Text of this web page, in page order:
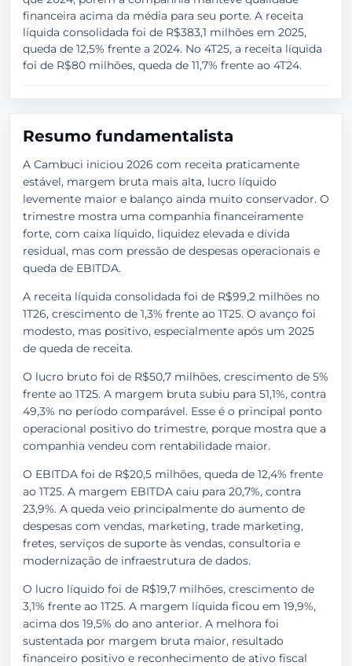
financeira acima da média para seu porte. A receita
líquida consolidada foi de R$383,1 milhões em 2025,
queda de 12,5% frente a 2024. No 4T25, a receita líquida
foi de R$80 milhões, queda de 11,7% frente ao 4T24.
Resumo fundamentalista
A Cambuci iniciou 2026 com receita praticamente
estável, margem bruta mais alta, lucro líquido
levemente maior e balanço ainda muito conservador. O
trimestre mostra uma companhia financeiramente
forte, com caixa líquido, liquidez elevada e dívida
residual, mas com pressão de despesas operacionais e
queda de EBITDA.
A receita líquida consolidada foi de R$99,2 milhões no
1T26, crescimento de 1,3% frente ao 1T25. O avanço foi
modesto, mas positivo, especialmente após um 2025
de queda de receita.
O lucro bruto foi de R$50,7 milhões, crescimento de 5%
frente ao 1T25. A margem bruta subiu para 51,1%, contra
49,3% no período comparável. Esse é o principal ponto
operacional positivo do trimestre, porque mostra que a
companhia vendeu com rentabilidade maior.
O EBITDA foi de R$20,5 milhões, queda de 12,4% frente
ao 1T25. A margem EBITDA caiu para 20,7%, contra
23,9%. A queda veio principalmente do aumento de
despesas com vendas, marketing, trade marketing,
fretes, serviços de suporte às vendas, consultoria e
modernização de infraestrutura de dados.
O lucro líquido foi de R$19,7 milhões, crescimento de
3,1% frente ao 1T25. A margem líquida ficou em 19,9%,
acima dos 19,5% do ano anterior. A melhora foi
sustentada por margem bruta maior, resultado
financeiro positivo e reconhecimento de ativo fiscal